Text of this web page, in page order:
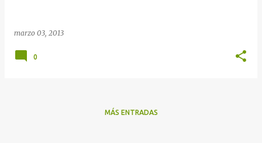
marzo 03, 2013
0
MÁS ENTRADAS